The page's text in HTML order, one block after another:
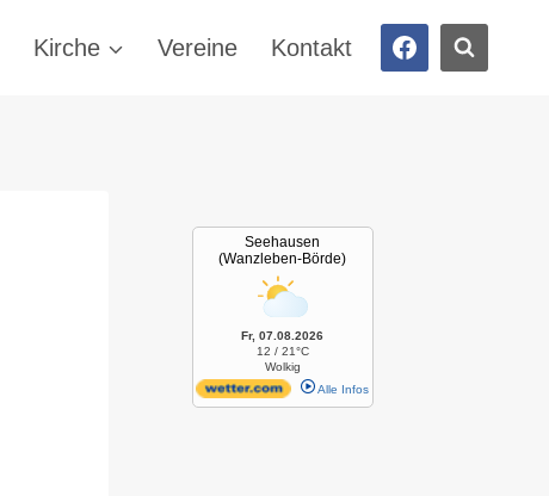
Kirche Vereine Kontakt
Seehausen
(Wanzleben-Börde)
Fr, 07.08.2026
12 / 21°C
Wolkig
Alle Infos